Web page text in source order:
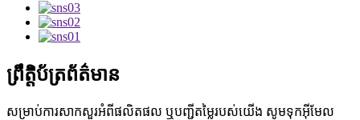
ព្រឹត្តិប័ត្រព័ត៌មាន
សម្រាប់ការសាកសួរអំពីផលិតផល ឬបញ្ជីតម្លៃរបស់យើង សូមទុកអ៊ីមែល